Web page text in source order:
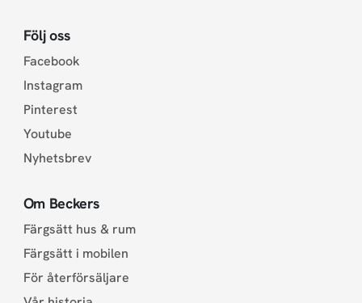
Följ oss
Facebook
Instagram
Pinterest
Youtube
Nyhetsbrev
Om Beckers
Färgsätt hus & rum
Färgsätt i mobilen
För återförsäljare